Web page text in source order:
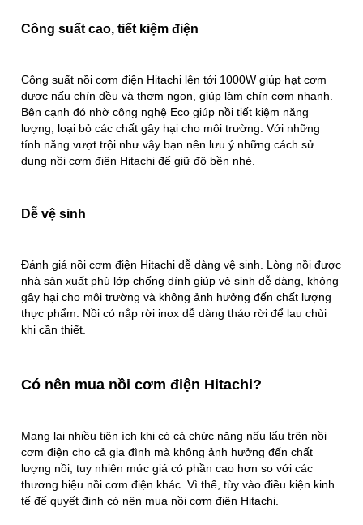
Công suất cao, tiết kiệm điện
Công suất nồi cơm điện Hitachi lên tới 1000W giúp hạt cơm
được nấu chín đều và thơm ngon, giúp làm chín cơm nhanh.
Bên cạnh đó nhờ công nghệ Eco giúp nồi tiết kiệm năng
lượng, loại bỏ các chất gây hại cho môi trường. Với những
tính năng vượt trội như vậy bạn nên lưu ý những cách sử
dụng nồi cơm điện Hitachi để giữ độ bền nhé.
Dễ vệ sinh
Đánh giá nồi cơm điện Hitachi dễ dàng vệ sinh. Lòng nồi được
nhà sản xuất phù lớp chống dính giúp vệ sinh dễ dàng, không
gây hại cho môi trường và không ảnh hưởng đến chất lượng
thực phẩm. Nồi có nắp rời inox dễ dàng tháo rời để lau chùi
khi cần thiết.
Có nên mua nồi cơm điện Hitachi?
Mang lại nhiều tiện ích khi có cả chức năng nấu lẩu trên nồi
cơm điện cho cả gia đình mà không ảnh hưởng đến chất
lượng nồi, tuy nhiên mức giá có phần cao hơn so với các
thương hiệu nồi cơm điện khác. Vì thế, tùy vào điều kiện kinh
tế để quyết định có nên mua nồi cơm điện Hitachi.